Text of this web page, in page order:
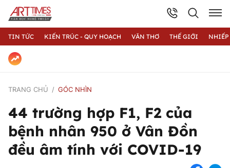
TIN TỨC KIẾN TRÚC - QUY HOẠCH VĂN THƠ THẾ GIỚI
TRANG CHỦ GÓC NHÌN
44 trường hợp F1, F2 của
bệnh nhân 950 ở Vân Đồn
đều âm tính với COVID-19